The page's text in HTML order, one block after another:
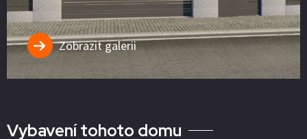
Zobrazit galerii
Vybavení tohoto domu